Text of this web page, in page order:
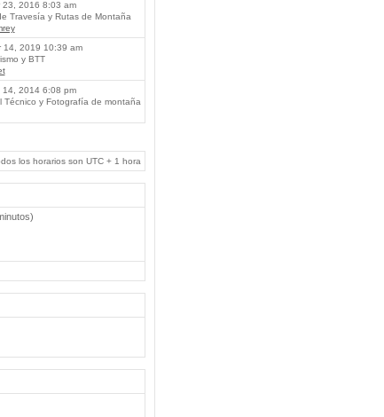
23, 2016 8:03 am
Travesía y Rutas de Montaña
14, 2019 10:39 am
y BTT
14, 2014 6:08 pm
Técnico y Fotografía de montaña
los horarios son UTC + 1 hora